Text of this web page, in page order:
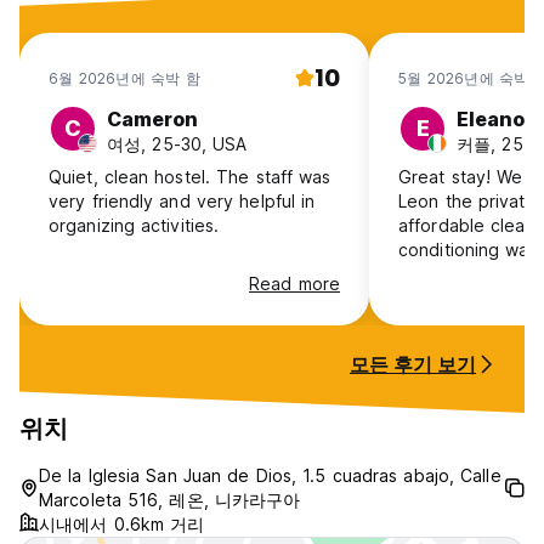
6월 2026년에 숙박 함 10
C Cameron
여성, 25-30, USA
Quiet, clean hostel. The staff was
very friendly and very helpful in
organizing activities.
Read more
5월 2026년에 숙박
E Eleanor
커플, 25-
Great stay! We
Leon the private
affordable clean
conditioning was fantastic! Cold
모든 후기 보기
위치
De la Iglesia San Juan de Dios, 1.5 cuadras abajo, Calle
Marcoleta 516, 레온, 니카라구아
시내에서 0.6km 거리